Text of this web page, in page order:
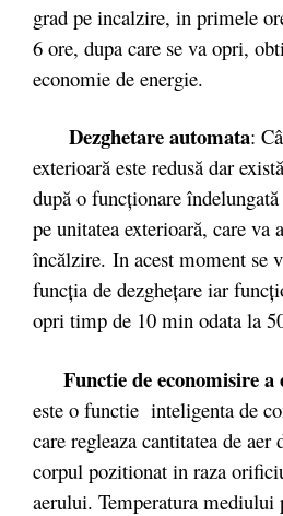
grad pe incalzire, in primele
6 ore, dupa care se va opri,
economie de energie.
Dezghetare automata:
exterioară este redusă dar
după o funcţionare
pe unitatea exterioară, care va
încălzire. In acest moment se
funcţia de dezgheţare iar
opri timp de 10 min odata la
Functie de economisire a
este o functie inteligenta de
care regleaza cantitatea de aer
corpul pozitionat in raza
aerului. Temperatura mediului